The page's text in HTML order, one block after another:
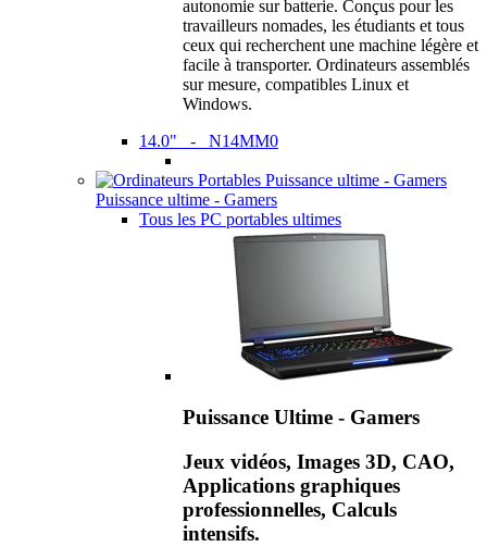
autonomie sur batterie. Conçus pour les
travailleurs nomades, les étudiants et tous
ceux qui recherchent une machine légère et
facile à transporter. Ordinateurs assemblés
sur mesure, compatibles Linux et
Windows.
14.0" - N14MM0
Puissance ultime - Gamers
Tous les PC portables ultimes
Puissance Ultime - Gamers
Jeux vidéos, Images 3D, CAO,
Applications graphiques
professionnelles, Calculs
intensifs.